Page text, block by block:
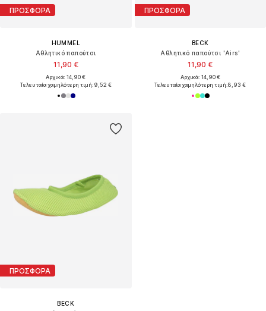
ΠΡΟΣΦΟΡΑ
HUMMEL
Αθλητικό παπούτσι
11,90 €
Αρχικά: 14,90 €
Τελευταία χαμηλότερη τιμή:9,52 €
ΠΡΟΣΦΟΡΑ
BECK
Αθλητικό παπούτσι 'Airs'
11,90 €
Αρχικά: 14,90 €
Τελευταία χαμηλότερη τιμή:8,93 €
ΠΡΟΣΦΟΡΑ
BECK